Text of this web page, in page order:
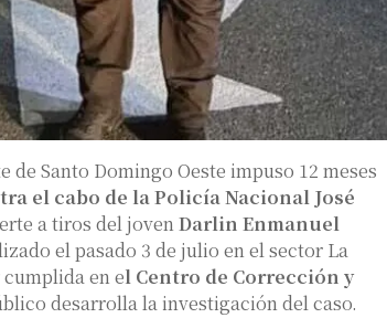
Santo Domingo Oeste impuso 12 meses
el cabo de la Policía Nacional José
a tiros del jovenDarlin Enmanuel
el pasado 3 de julio en el sector La
en el Centro de Corrección y
desarrolla la investigación del caso.